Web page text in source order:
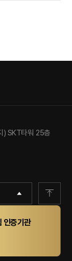
) SKT타워 25층
인증기관